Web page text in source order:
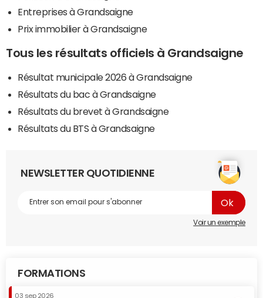
Entreprises à Grandsaigne
Prix immobilier à Grandsaigne
Tous les résultats officiels à Grandsaigne
Résultat municipale 2026 à Grandsaigne
Résultats du bac à Grandsaigne
Résultats du brevet à Grandsaigne
Résultats du BTS à Grandsaigne
NEWSLETTER QUOTIDIENNE
Voir un exemple
FORMATIONS
03 sep 2026